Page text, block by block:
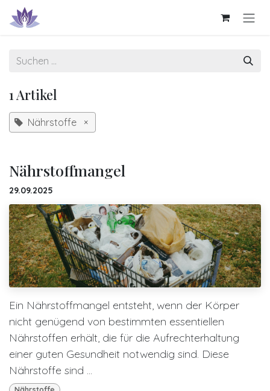
Zum Inhalt springen
1 Artikel
Nährstoffe ×
Nährstoffmangel
29.09.2025
Ein Nährstoffmangel entsteht, wenn der Körper
nicht genügend von bestimmten essentiellen
Nährstoffen erhält, die für die Aufrechterhaltung
einer guten Gesundheit notwendig sind. Diese
Nährstoffe sind ...